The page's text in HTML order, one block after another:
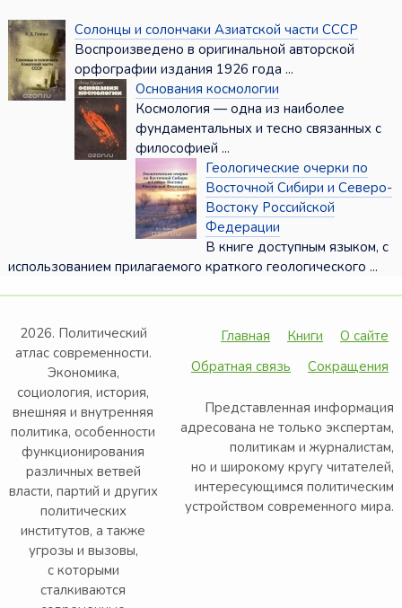
Солонцы и солончаки Азиатской части СССР
Воспроизведено в оригинальной авторской
орфографии издания 1926 года ...
Основания космологии
Космология — одна из наиболее
фундаментальных и тесно связанных с
философией ...
Геологические очерки по
Восточной Сибири и Северо-
Востоку Российской
Федерации
В книге доступным языком, с
использованием прилагаемого краткого геологического ...
2026. Политический
атлас современности.
Экономика,
социология, история,
внешняя и внутренняя
политика, особенности
функционирования
различных ветвей
власти, партий и других
политических
институтов, а также
угрозы и вызовы,
с которыми
сталкиваются
Главная Книги
О сайте
Обратная связь
Сокращения
Представленная информация
адресована не только экспертам,
политикам и журналистам,
но и широкому кругу читателей,
интересующимся политическим
устройством современного мира.